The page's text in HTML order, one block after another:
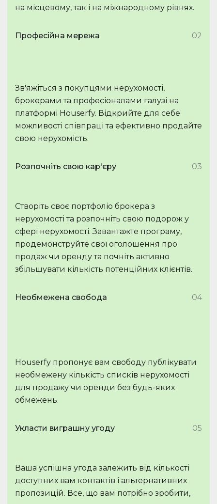
на місцевому, так і на міжнародному рівнях.
Професійна мережа 02
Зв'яжіться з покупцями нерухомості,
брокерами та професіоналами галузі на
платформі Houserfy. Відкрийте для себе
можливості співпраці та ефективно продайте
свою нерухомість.
Розпочніть свою кар'єру 03
Створіть своє портфоліо брокера з
нерухомості та розпочніть свою подорож у
сфері нерухомості. Завантажте програму,
продемонструйте свої оголошення про
продаж чи оренду та почніть активно
збільшувати кількість потенційних клієнтів.
Необмежена свобода 04
Houserfy пропонує вам свободу публікувати
необмежену кількість списків нерухомості
для продажу чи оренди без будь-яких
обмежень.
Укласти виграшну угоду 05
Ваша успішна угода залежить від кількості
доступних вам контактів і альтернативних
пропозицій. Все, що вам потрібно зробити,